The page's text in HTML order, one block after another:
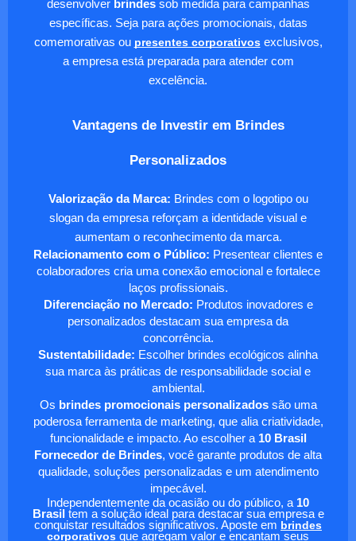
desenvolver brindessob medida para campanhas
específicas. Seja para ações promocionais, datas
comemorativas ou presentes corporativosexclusivos,
a empresa está preparada para atender com
excelência.
Vantagens de Investir em Brindes
Personalizados
Valorização da Marca: Brindes com o logotipo ou
slogan da empresa reforçam a identidade visual e
aumentam o reconhecimento da marca.
Relacionamento com o Público: Presentear clientes e
colaboradores cria uma conexão emocional e fortalece
laços profissionais.
Diferenciação no Mercado: Produtos inovadores e
personalizados destacam sua empresa da
concorrência.
Sustentabilidade: Escolher brindes ecológicos alinha
sua marca às práticas de responsabilidade social e
ambiental.
Os brindes promocionais personalizadossão uma
poderosa ferramenta de marketing, que alia criatividade,
funcionalidade e impacto. Ao escolher a 10 Brasil
Fornecedor de Brindes, você garante produtos de alta
qualidade, soluções personalizadas e um atendimento
impecável.
Independentemente da ocasião ou do público, a 10
Brasil tem a solução ideal para destacar sua empresa e
conquistar resultados significativos. Aposte em brindes
corporativos que agregam valor e encantam seus